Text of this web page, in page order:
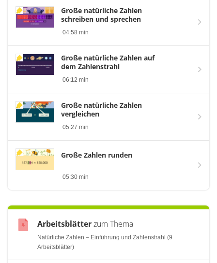
Große natürliche Zahlen
schreiben und sprechen
04:58 min
Große natürliche Zahlen auf
dem Zahlenstrahl
06:12 min
Große natürliche Zahlen
vergleichen
05:27 min
Große Zahlen runden
05:30 min
Arbeitsblätterzum Thema
Natürliche Zahlen – Einführung und Zahlenstrahl (9
Arbeitsblätter)